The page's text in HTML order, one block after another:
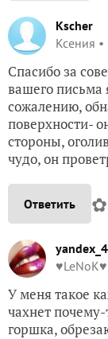
Kscher
Ксения
Спасибо за
вашего письма
сожалению,
поверхности-
стороны,
чудо, он
Ответить ✿
У меня такое
чахнет
горшка,